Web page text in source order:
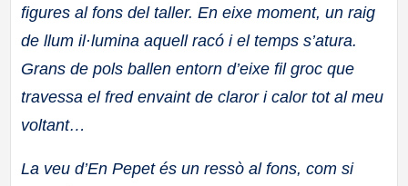
figures al fons del taller. En eixe moment, un raig
de llum il·lumina aquell racó i el temps s’atura.
Grans de pols ballen entorn d’eixe fil groc que
travessa el fred envaint de claror i calor tot al meu
voltant…
La veu d’En Pepet és un ressò al fons, com si